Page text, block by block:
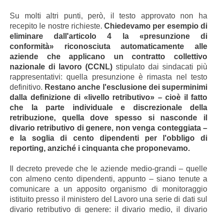
Su molti altri punti, però, il testo approvato non ha
recepito le nostre richieste.Chiedevamo per esempio di
eliminare dall'articolo 4 la «presunzione di
conformità» riconosciuta automaticamente alle
aziende che applicano un contratto collettivo
nazionale di lavoro (CCNL) stipulato dai sindacati più
rappresentativi: quella presunzione è rimasta nel testo
definitivo. Restano anche l'esclusione dei superminimi
dalla definizione di «livello retributivo» – cioè il fatto
che la parte individuale e discrezionale della
retribuzione, quella dove spesso si nasconde il
divario retributivo di genere, non venga conteggiata –
e la soglia di cento dipendenti per l'obbligo di
reporting, anziché i cinquanta che proponevamo.
Il decreto prevede che le aziende medio-grandi – quelle
con almeno cento dipendenti, appunto – siano tenute a
comunicare a un apposito organismo di monitoraggio
istituito presso il ministero del Lavoro una serie di dati sul
divario retributivo di genere: il divario medio, il divario